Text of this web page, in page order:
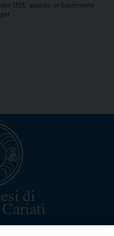
1326, quando un bastimento